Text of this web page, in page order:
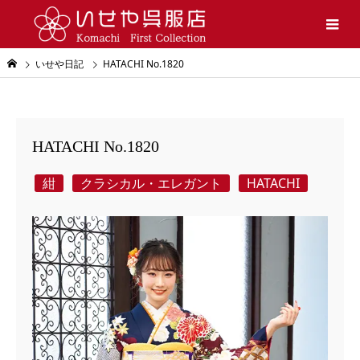
いせや日記 HATACHI No.1820
HATACHI No.1820
紺 クラシカル・エレガント HATACHI